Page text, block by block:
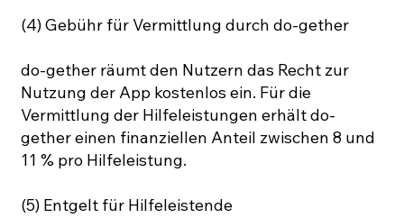
(4) Gebühr für Vermittlung durch do-gether
do-gether räumt den Nutzern das Recht zur
Nutzung der App kostenlos ein. Für die
Vermittlung der Hilfeleistungen erhält do-
gether einen finanziellen Anteil zwischen 8 und
11 % pro Hilfeleistung.
(5) Entgelt für Hilfeleistende